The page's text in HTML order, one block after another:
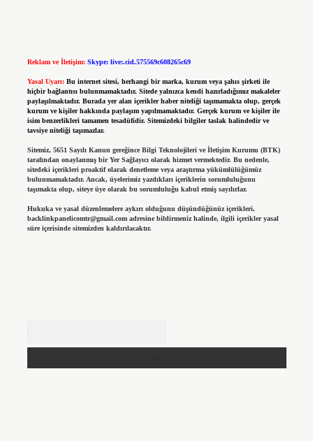
Reklam ve İletişim: Skype: live:.cid.575569c608265c69
Yasal Uyarı: Bu internet sitesi, herhangi bir marka, kurum veya şahıs şirketi ile
hiçbir bağlantısı bulunmamaktadır. Sitede yalnızca kendi hazırladığımız makaleler
paylaşılmaktadır. Burada yer alan içerikler haber niteliği taşımamakta olup, gerçek
kurum ve kişiler hakkında paylaşım yapılmamaktadır. Gerçek kurum ve kişiler ile
isim benzerlikleri tamamen tesadüfidir. Sitemizdeki bilgiler taslak halindedir ve
tavsiye niteliği taşımazlar.
Sitemiz, 5651 Sayılı Kanun gereğince Bilgi Teknolojileri ve İletişim Kurumu (BTK)
tarafından onaylanmış bir Yer Sağlayıcı olarak hizmet vermektedir. Bu nedenle,
sitedeki içerikleri proaktif olarak denetleme veya araştırma yükümlülüğümüz
bulunmamaktadır. Ancak, üyelerimiz yazdıkları içeriklerin sorumluluğunu
taşımakta olup, siteye üye olarak bu sorumluluğu kabul etmiş sayılırlar.
Hukuka ve yasal düzenlemelere aykırı olduğunu düşündüğünüz içerikleri,
backlinkpanelicomtr@gmail.comadresine bildirmeniz halinde, ilgili içerikler yasal
süre içerisinde sitemizden kaldırılacaktır.